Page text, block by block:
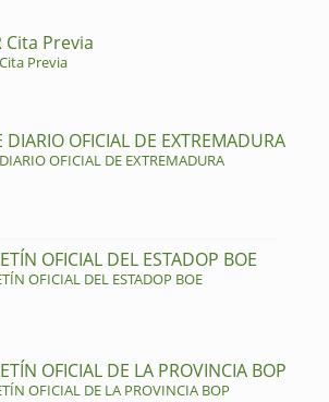
Cita Previa
Previa
DIARIO OFICIAL DE EXTREMADURA
OFICIAL DE EXTREMADURA
OFICIAL DEL ESTADOP BOE
OFICIAL DEL ESTADOP BOE
OFICIAL DE LA PROVINCIA BOP
OFICIAL DE LA PROVINCIA BOP